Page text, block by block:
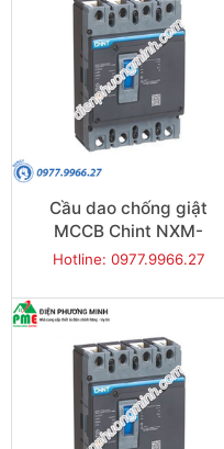
Cầu dao chống giật
MCCB Chint NXM-
250S/4300-250 35KA 4P
Hotline: 0977.9966.27